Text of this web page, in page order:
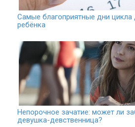
Самые благоприятные дни цикла
ребёнка
Непорочное зачатие: может ли
девушка-девственница?